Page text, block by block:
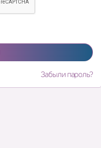
Забыли пароль?